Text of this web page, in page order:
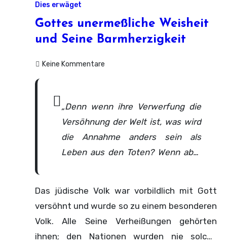
Dies erwäget
Gottes unermeßliche Weisheit
und Seine Barmherzigkeit
Keine Kommentare
„Denn wenn ihre Verwerfung die
Versöhnung der Welt ist, was wird
die Annahme anders sein als
Leben aus den Toten? Wenn aber
Das jüdische Volk war vorbildlich mit Gott
versöhnt und wurde so zu einem besonderen
Volk. Alle Seine Verheißungen gehörten
ihnen; den Nationen wurden nie solche